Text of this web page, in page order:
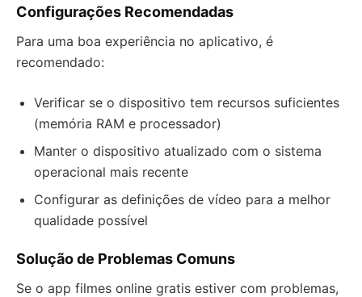
Configurações Recomendadas
Para uma boa experiência no aplicativo, é
recomendado:
Verificar se o dispositivo tem recursos suficientes
(memória RAM e processador)
Manter o dispositivo atualizado com o sistema
operacional mais recente
Configurar as definições de vídeo para a melhor
qualidade possível
Solução de Problemas Comuns
Se o app filmes online gratis estiver com problemas,